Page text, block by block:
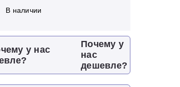
В наличии
Почему у
нас
дешевле?